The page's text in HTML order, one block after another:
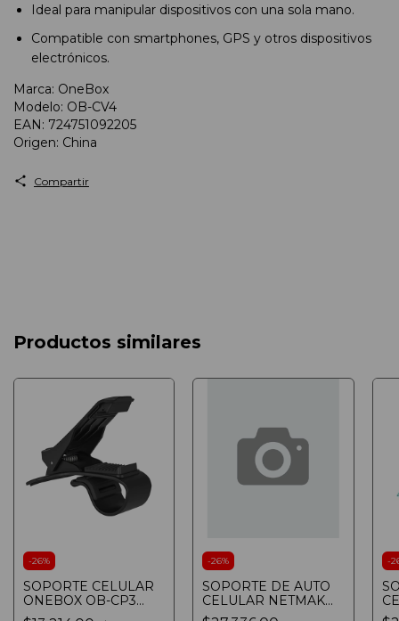
Ideal para manipular dispositivos con una sola mano.
Compatible con smartphones, GPS y otros dispositivos
electrónicos.
Marca: OneBox
Modelo: OB-CV4
EAN: 724751092205
Origen: China
Compartir
Productos similares
-26%
SOPORTE CELULAR
ONEBOX OB-CP3
PARA TABLERO DE
-26%
SOPORTE DE AUTO
CELULAR NETMAK
NM-HC42 CARGA
-